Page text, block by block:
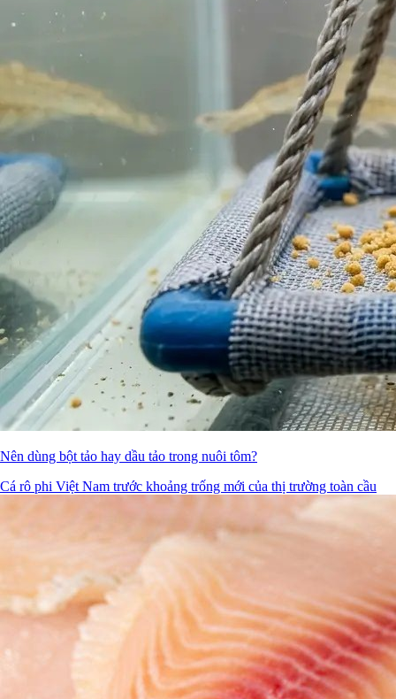
Nên dùng bột tảo hay dầu tảo trong nuôi tôm?
Cá rô phi Việt Nam trước khoảng trống mới của thị trường toàn cầu